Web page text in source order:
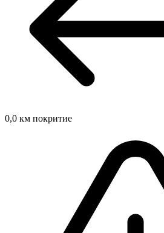
0,0 км покритие